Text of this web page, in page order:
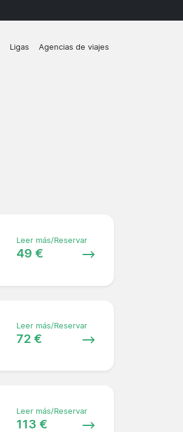
Ligas Agencias de viajes
Leer más/Reservar
49 €
Leer más/Reservar
72 €
Leer más/Reservar
113 €